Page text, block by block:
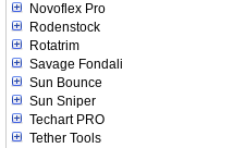
Novoflex Pro
Rodenstock
Rotatrim
Savage Fondali
Sun Bounce
Sun Sniper
Techart PRO
Tether Tools